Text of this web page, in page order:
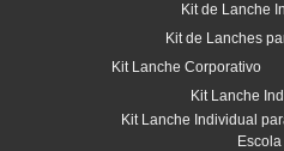
Kit de Lanche
Kit de Lanches
Kit Lanche Corporativo
Kit Lanche
Kit Lanche Individual
Escola